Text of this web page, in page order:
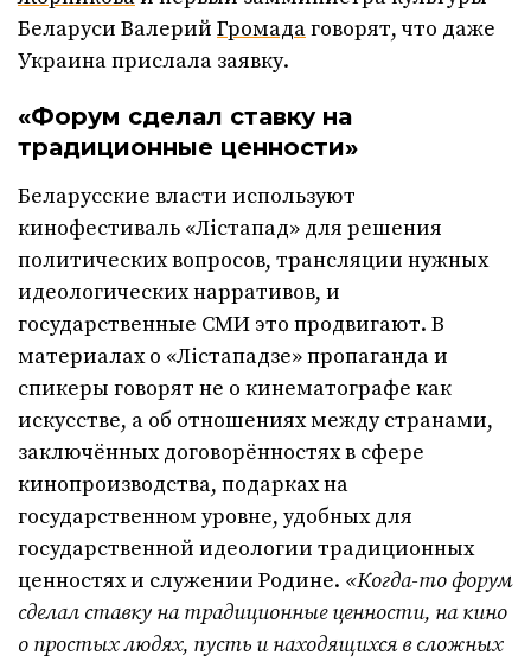
Беларуси Валерий Громадаговорят, что даже
Украина прислала заявку.
«Форум сделал ставку на
традиционные ценности»
Беларусские власти используют
кинофестиваль «Лістапад» для решения
политических вопросов, трансляции нужных
идеологических нарративов, и
государственные СМИ это продвигают. В
материалах о «Лістападзе» пропаганда и
спикеры говорят не о кинематографе как
искусстве, а об отношениях между странами,
заключённых договорённостях в сфере
кинопроизводства, подарках на
государственном уровне, удобных для
государственной идеологии традиционных
ценностях и служении Родине. «Когда-то форум
сделал ставку на традиционные ценности, на кино
о простых людях, пусть и находящихся в сложных